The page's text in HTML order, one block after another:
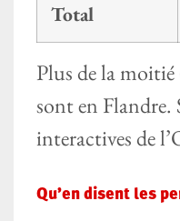
Total
Plus de la moitié
sont en Flandre.
interactives de
Qu’en disent les